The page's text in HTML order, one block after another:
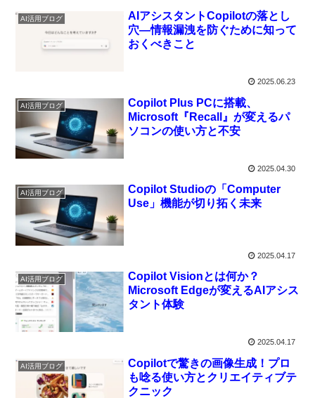
AI活用ブログ
AIアシスタントCopilotの落とし
穴―情報漏洩を防ぐために知って
おくべきこと
2025.06.23
AI活用ブログ
Copilot Plus PCに搭載、
Microsoft『Recall』が変えるパ
ソコンの使い方と不安
2025.04.30
AI活用ブログ
Copilot Studioの「Computer
Use」機能が切り拓く未来
2025.04.17
AI活用ブログ
Copilot Visionとは何か？
Microsoft Edgeが変えるAIアシス
タント体験
2025.04.17
AI活用ブログ
Copilotで驚きの画像生成！プロ
も唸る使い方とクリエイティブテ
クニック